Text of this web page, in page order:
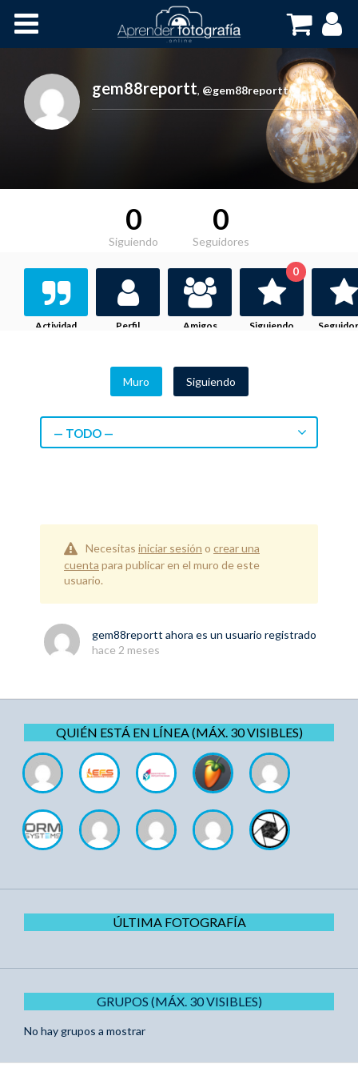
Cursos OnLine
gem88reportt, @gem88reportt
0
Siguiendo
0
Seguidores
Actividad Perfil Amigos Siguiendo
0
Muro Siguiendo
— TODO —
Necesitas iniciar sesión o crear una
cuenta para publicar en el muro de este
usuario.
gem88reportt ahora es un usuario registrado
hace 2 meses
QUIÉN ESTÁ EN LÍNEA (MÁX. 30 VISIBLES)
ÚLTIMA FOTOGRAFÍA
GRUPOS (MÁX. 30 VISIBLES)
No hay grupos a mostrar